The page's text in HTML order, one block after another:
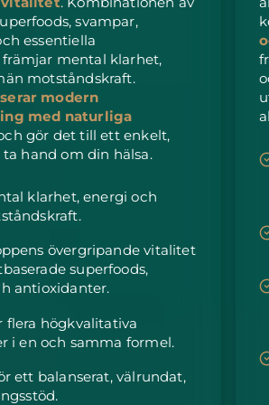
svampar,
essentiella
mental klarhet,
motståndskraft.
modern
med naturliga
gör det till ett enkelt,
hand om din hälsa.
klarhet, energi och
övergripande vitalitet
superfoods,
antioxidanter.
flera högkvalitativa
i en och samma formel.
ett balanserat, välrundat,
Förväntad leverans
Förväntad leverans
Förväntad leverans
Förväntad leverans
Förväntad leverans
Förväntad leverans
Förväntad leverans
Förväntad leverans